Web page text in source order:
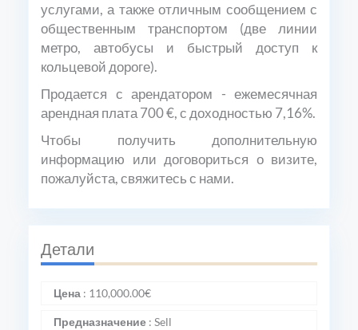
услугами, а также отличным сообщением с
общественным транспортом (две линии
метро, автобусы и быстрый доступ к
кольцевой дороге).
Продается с арендатором - ежемесячная
арендная плата 700 €, с доходностью 7,16%.
Чтобы получить дополнительную
информацию или договориться о визите,
пожалуйста, свяжитесь с нами.
Детали
Цена : 110,000.00€
Предназначение : Sell